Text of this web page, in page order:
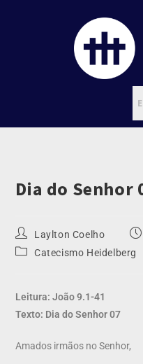
Dia do Senhor
Laylton Coelho
Catecismo Heidelberg
Leitura: João 9.1-41
Texto: Dia do Senhor 07
Amados irmãos no Senhor,